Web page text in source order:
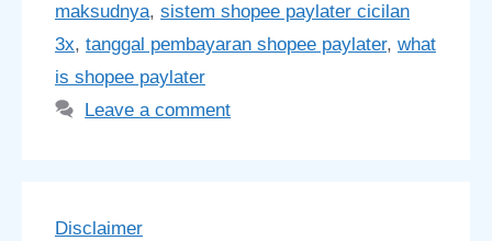
maksudnya, sistem shopee paylater cicilan
3x, tanggal pembayaran shopee paylater, what
is shopee paylater
Leave a comment
Disclaimer